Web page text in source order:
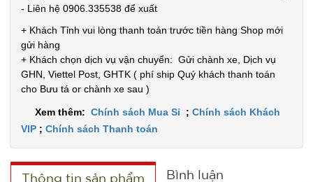
- Liên hệ 0906.335538 để xuất
+ Khách Tỉnh vui lòng thanh toán trước tiền hàng Shop mới
gửi hàng
+ Khách chọn dịch vụ vận chuyển: Gửi chành xe, Dịch vụ
GHN, Viettel Post, GHTK ( phí ship Quý khách thanh toán
cho Bưu tá or chành xe sau )
Xem thêm: Chính sách Mua Sỉ ; Chính sách Khách
VIP ; Chính sách Thanh toán
Thông tin sản phẩm Bình luận
nilon rẻ (
MÃ
005066